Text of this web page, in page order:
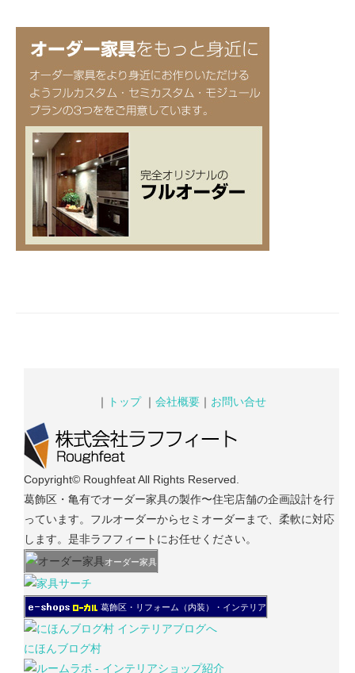
｜ トップ｜ 会社概要 ｜ お問い合せ
Copyright© Roughfeat All Rights Reserved.
葛飾区・亀有でオーダー家具の製作〜住宅店舗の企画設計を行
っています。フルオーダーからセミオーダーまで、柔軟に対応
します。是非ラフフィートにお任せください。
オーダー家具
葛飾区・リフォーム（内装）・インテリア
にほんブログ村